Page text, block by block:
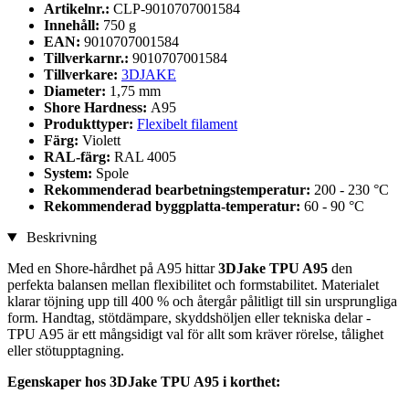
Artikelnr.: CLP-9010707001584
Innehåll: 750 g
EAN: 9010707001584
Tillverkarnr.: 9010707001584
Tillverkare: 3DJAKE
Diameter: 1,75 mm
Shore Hardness: A95
Produkttyper: Flexibelt filament
Färg: Violett
RAL-färg: RAL 4005
System: Spole
Rekommenderad bearbetningstemperatur: 200 - 230 °C
Rekommenderad byggplatta-temperatur: 60 - 90 °C
Beskrivning
Med en Shore-hårdhet på A95 hittar3DJake TPU A95 den
perfekta balansen mellan flexibilitet och formstabilitet. Materialet
klarar töjning upp till 400 % och återgår pålitligt till sin ursprungliga
form. Handtag, stötdämpare, skyddshöljen eller tekniska delar -
TPU A95 är ett mångsidigt val för allt som kräver rörelse, tålighet
eller stötupptagning.
Egenskaper hos 3DJake TPU A95 i korthet: